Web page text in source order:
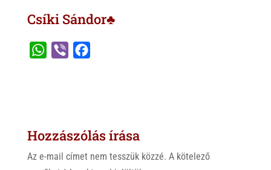
Csíki Sándor♣
A
o
Hozzászólás írása
Az e-mail címet nem tesszük közzé. A kötelező